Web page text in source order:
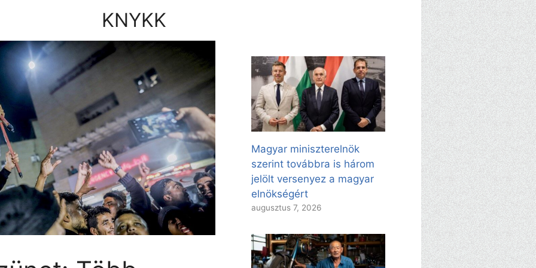
KNYKK
Magyar miniszterelnök
szerint továbbra is három
jelölt versenyez a magyar
elnökségért
augusztus 7, 2026